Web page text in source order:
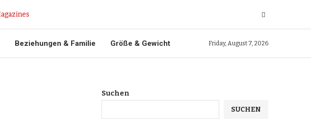
Beziehungen & Familie Größe & Gewicht Friday, August 7, 2026
Suchen
SUCHEN